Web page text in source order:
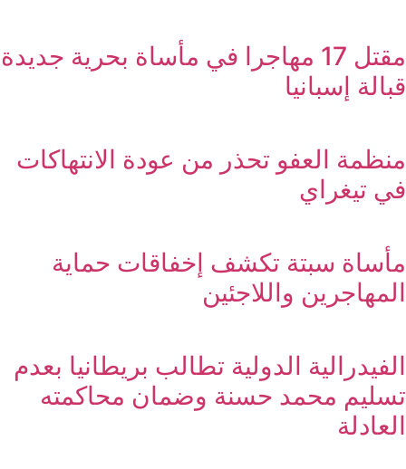
مقتل 17 مهاجرا في مأساة بحرية جديدة
قبالة إسبانيا
منظمة العفو تحذر من عودة الانتهاكات
في تيغراي
مأساة سبتة تكشف إخفاقات حماية
المهاجرين واللاجئين
الفيدرالية الدولية تطالب بريطانيا بعدم
تسليم محمد حسنة وضمان محاكمته
العادلة